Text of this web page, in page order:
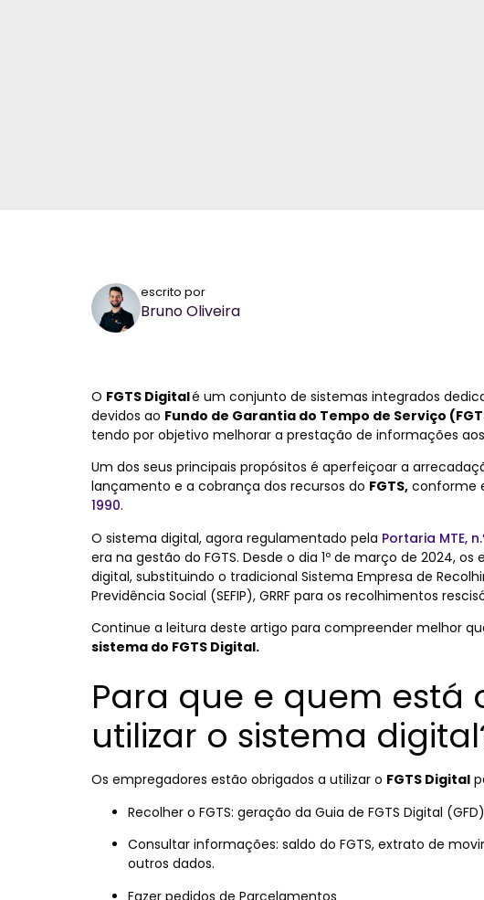
escrito por
Bruno Oliveira
O FGTS Digitalé um conjunto de sistemas integrados
devidos ao Fundo de Garantia do Tempo de Serviço
tendo por objetivo melhorar a prestação de informações
Um dos seus principais propósitos é aperfeiçoar a
lançamento e a cobrança dos recursos do FGTS, conforme
1990.
O sistema digital, agora regulamentado pela Portaria MTE,
era na gestão do FGTS. Desde o dia 1º de março de 2024,
digital, substituindo o tradicional Sistema Empresa de
Previdência Social (SEFIP), GRRF para os recolhimentos
Continue a leitura deste artigo para compreender melhor
sistema do FGTS Digital.
Para que e quem está
utilizar o sistema
Os empregadores estão obrigados a utilizar o FGTS Digital
Recolher o FGTS: geração da Guia de FGTS Digital
Consultar informações: saldo do FGTS, extrato de
outros dados.
Fazer pedidos de Parcelamentos